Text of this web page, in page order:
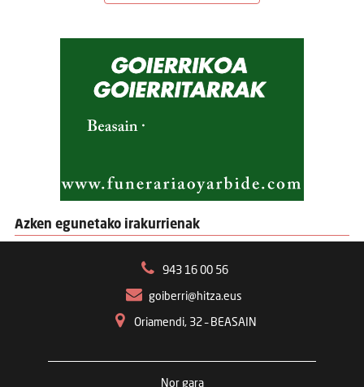
Azken egunetako irakurrienak
943 16 00 56
goiberri@hitza.eus
Oriamendi, 32 – BEASAIN
Nor gara